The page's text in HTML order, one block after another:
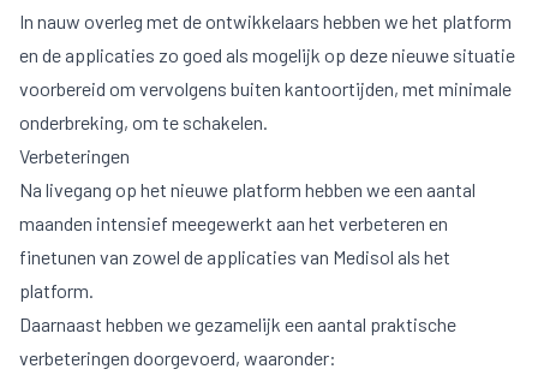
In nauw overleg met de ontwikkelaars hebben we het platform
en de applicaties zo goed als mogelijk op deze nieuwe situatie
voorbereid om vervolgens buiten kantoortijden, met minimale
onderbreking, om te schakelen.
Verbeteringen
Na livegang op het nieuwe platform hebben we een aantal
maanden intensief meegewerkt aan het verbeteren en
finetunen van zowel de applicaties van Medisol als het
platform.
Daarnaast hebben we gezamelijk een aantal praktische
verbeteringen doorgevoerd, waaronder: